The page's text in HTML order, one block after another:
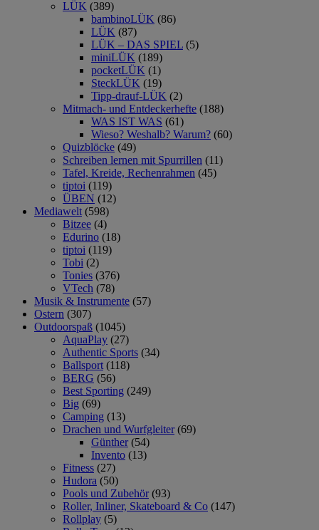
LÜK (389)
bambinoLÜK (86)
LÜK (87)
LÜK – DAS SPIEL (5)
miniLÜK (189)
pocketLÜK (1)
SteckLÜK (19)
Tipp-drauf-LÜK (2)
Mitmach- und Entdeckerhefte (188)
WAS IST WAS (61)
Wieso? Weshalb? Warum? (60)
Quizblöcke (49)
Schreiben lernen mit Spurrillen (11)
Tafel, Kreide, Rechenrahmen (45)
tiptoi (119)
ÜBEN (12)
Mediawelt (598)
Bitzee (4)
Edurino (18)
tiptoi (119)
Tobi (2)
Tonies (376)
VTech (78)
Musik & Instrumente (57)
Ostern (307)
Outdoorspaß (1045)
AquaPlay (27)
Authentic Sports (34)
Ballsport (118)
BERG (56)
Best Sporting (249)
Big (69)
Camping (13)
Drachen und Wurfgleiter (69)
Günther (54)
Invento (13)
Fitness (27)
Hudora (50)
Pools und Zubehör (93)
Roller, Inliner, Skateboard & Co (147)
Rollplay (5)